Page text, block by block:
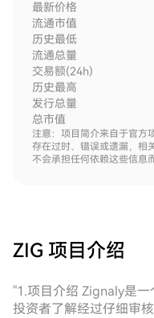
最新价格
流通市值
历史最低
流通总量
交易额(24h)
历史最高
发行总量
总市值
注意：项目简介来自于官方
存在过时、错误或遗漏，相
不会承担任何依赖这些信息
ZIG 项目介绍
"1.项目介绍 Zignaly是
投资者了解经过仔细审